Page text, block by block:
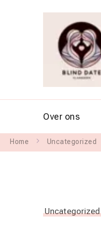
Over ons
Home Uncategorized
Uncategorized